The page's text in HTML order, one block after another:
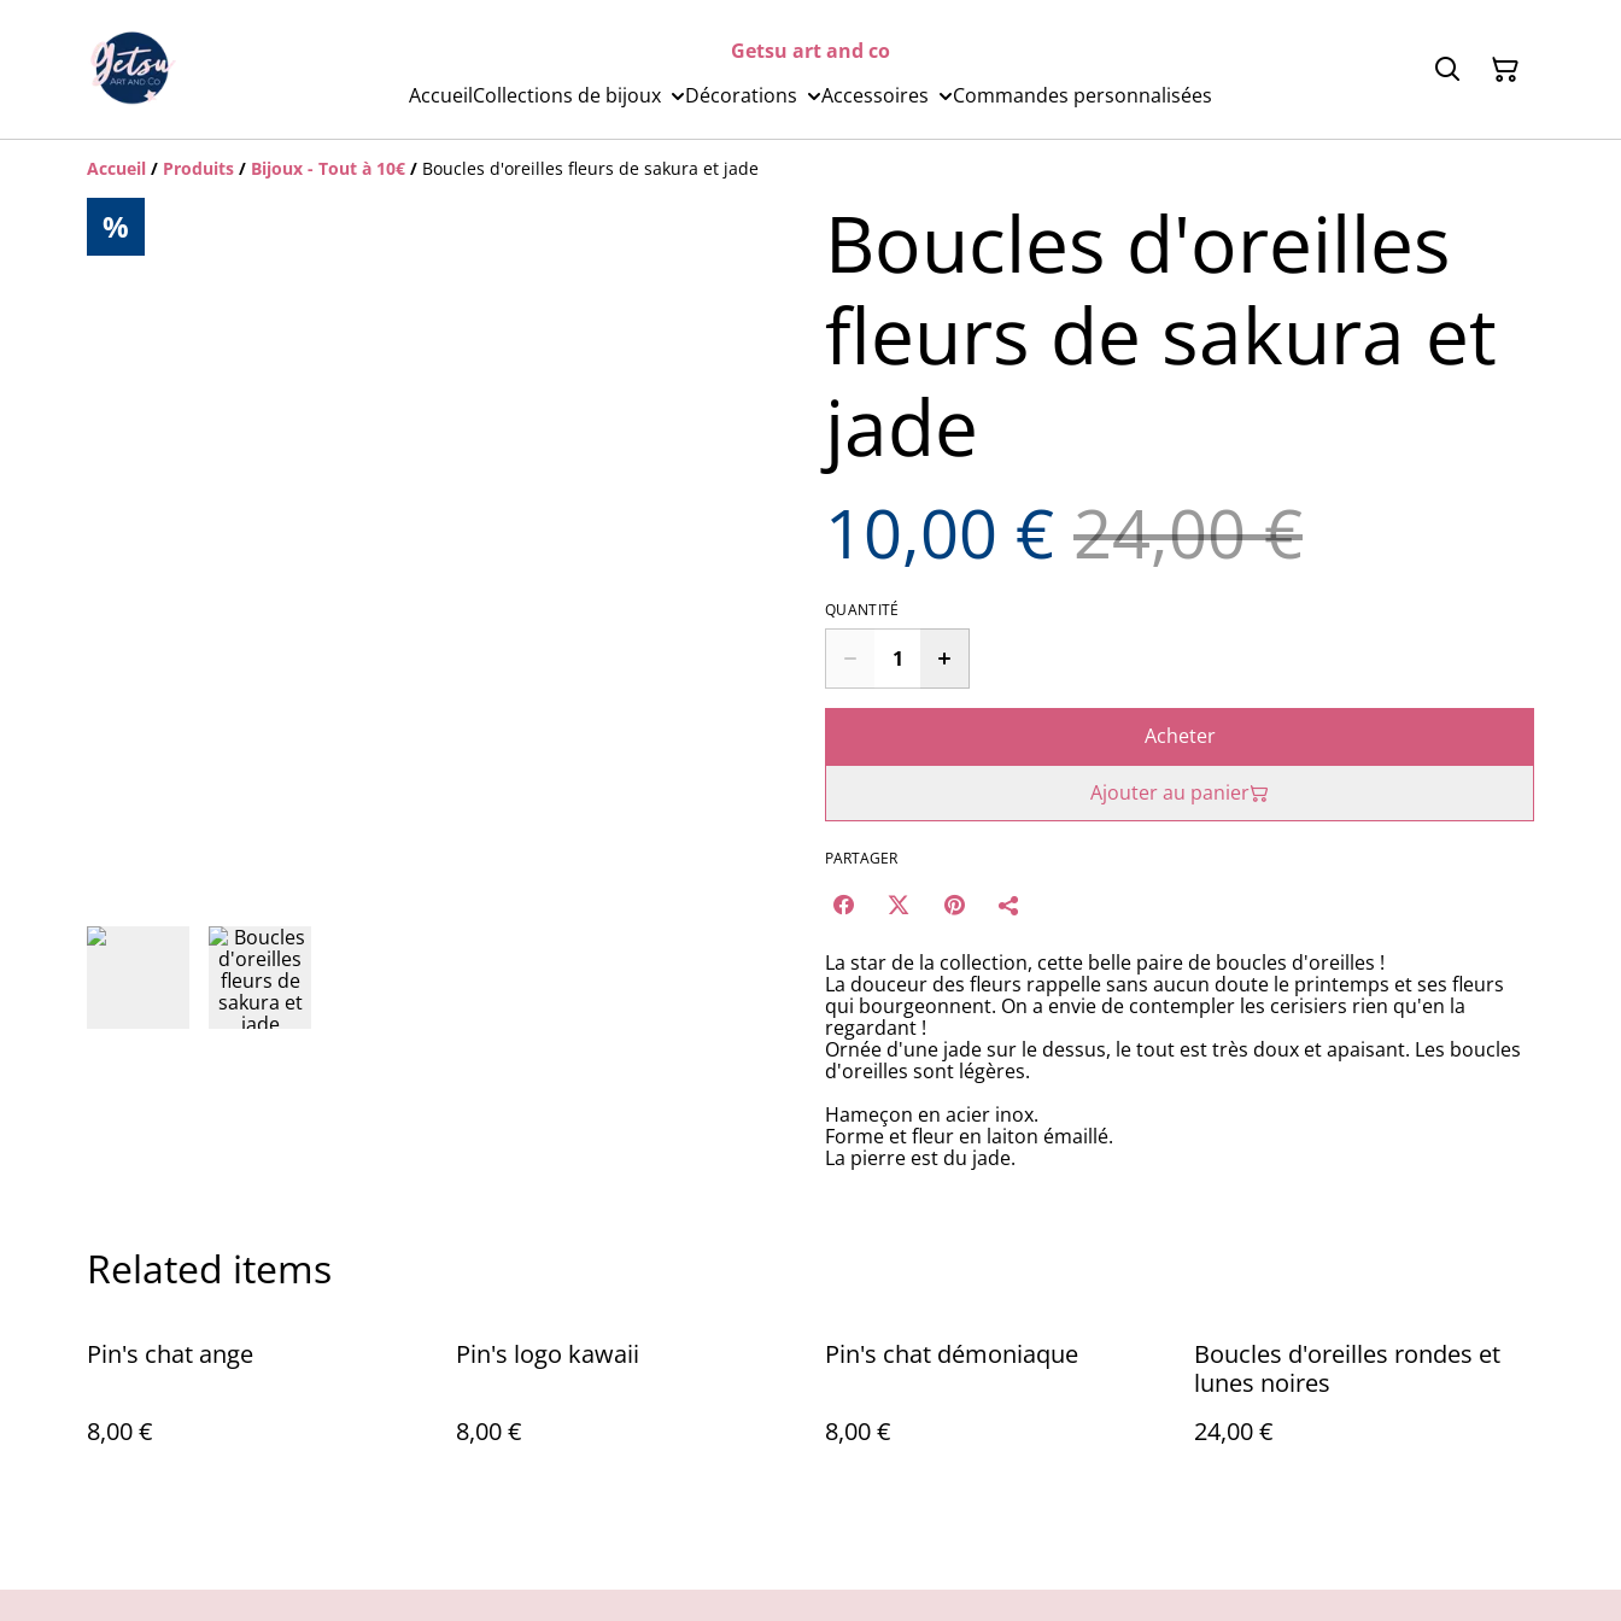
Getsu art and co
AccueilCollections de bijoux Décorations Accessoires Commandes personnalisées
Accueil / Produits / Bijoux - Tout à 10€ / Boucles d'oreilles fleurs de sakura et jade
%
Boucles d'oreilles
fleurs de sakura et
jade
10,00 € 24,00 €
QUANTITÉ
Acheter
Ajouter au panier
PARTAGER
La star de la collection, cette belle paire de boucles d'oreilles !
La douceur des fleurs rappelle sans aucun doute le printemps et ses fleurs
qui bourgeonnent. On a envie de contempler les cerisiers rien qu'en la
regardant !
Ornée d'une jade sur le dessus, le tout est très doux et apaisant. Les boucles
d'oreilles sont légères.
Hameçon en acier inox.
Forme et fleur en laiton émaillé.
La pierre est du jade.
Related items
Pin's chat ange
8,00 €
Pin's logo kawaii
8,00 €
Pin's chat démoniaque
8,00 €
Boucles d'oreilles rondes et
lunes noires
24,00 €